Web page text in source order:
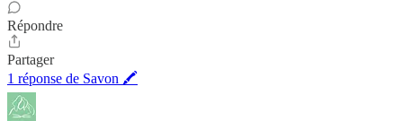
Répondre
Partager
1 réponse de Savon 🖍